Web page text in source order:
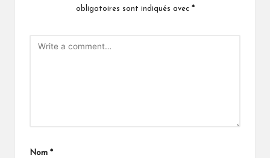
obligatoires sont indiqués avec *
Nom *